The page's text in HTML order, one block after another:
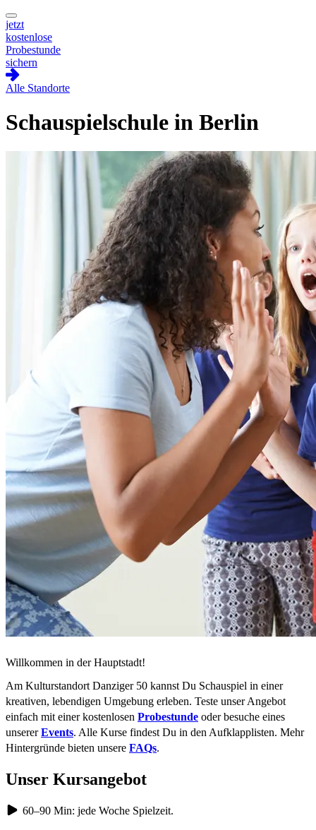
jetzt
kostenlose
Probestunde
sichern
Alle Standorte
Schauspielschule in Berlin
Willkommen in der Hauptstadt!
Am Kulturstandort Danziger 50 kannst Du Schauspiel in einer
kreativen, lebendigen Umgebung erleben. Teste unser Angebot
einfach mit einer kostenlosen Probestunde oder besuche eines
unsererEvents. Alle Kurse findest Du in den Aufklapplisten. Mehr
Hintergründe bieten unsere FAQs.
Unser Kursangebot
60–90 Min: jede Woche Spielzeit.